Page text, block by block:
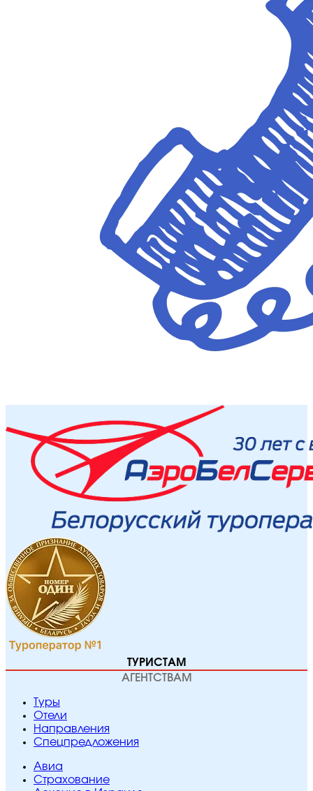
ТУРИСТАМ
АГЕНТСТВАМ
Туры
Отели
Направления
Спецпредложения
Авиа
Страхование